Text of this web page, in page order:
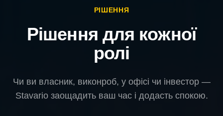
РІШЕННЯ
Рішення для кожної
ролі
Чи ви власник, виконроб, у офісі чи інвестор —
Stavario заощадить ваш час і додасть спокою.